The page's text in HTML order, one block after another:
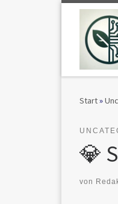
Start»
💎
von